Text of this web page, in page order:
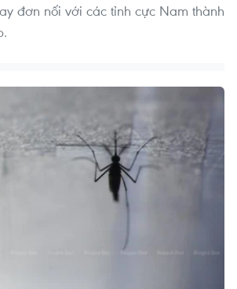
đơn nối với các tỉnh cực Nam thành